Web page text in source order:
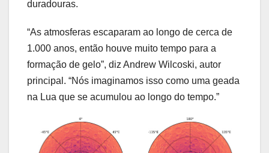
duradouras.
“As atmosferas escaparam ao longo de cerca de
1.000 anos, então houve muito tempo para a
formação de gelo”, diz Andrew Wilcoski, autor
principal. “Nós imaginamos isso como uma geada
na Lua que se acumulou ao longo do tempo.”